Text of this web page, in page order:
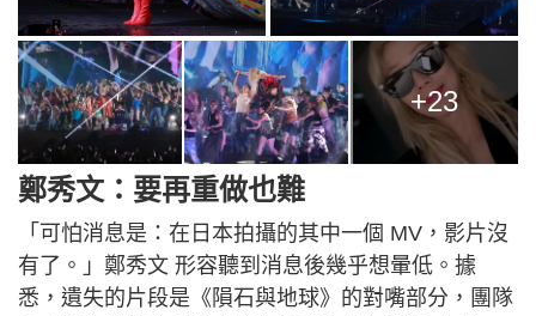
+23
鄭秀文：要再重做也難
「可怕消息是：在日本拍攝的其中一個 MV，影片沒
有了。」鄭秀文 形容聽到消息後幾乎想暈低。據
悉，遺失的片段是《隕石與地球》的對嘴部分，團隊